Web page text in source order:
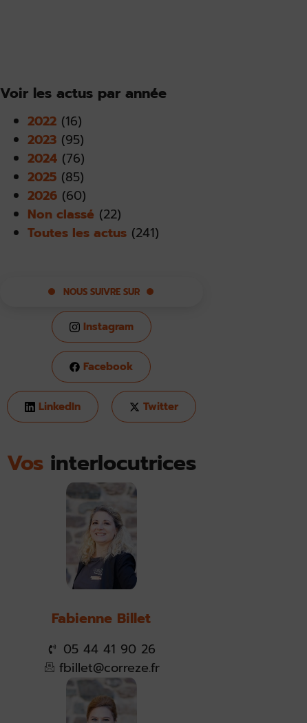
Voir les actus par année
2022(16)
2023(95)
2024(76)
2025(85)
2026(60)
Non classé (22)
Toutes les actus(241)
NOUS SUIVRE SUR
Instagram
Facebook
LinkedIn Twitter
Vos interlocutrices
Fabienne Billet
05 44 41 90 26
fbillet@correze.fr